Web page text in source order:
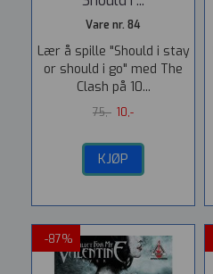
Vare nr. 84
Lær å spille "Should i stay
or should i go" med The
Clash på 10...
75,- 10,-
KJØP
-87%